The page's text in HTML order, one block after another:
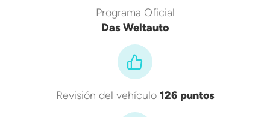
Programa Oficial
Das Weltauto
Revisión del vehículo 126 puntos